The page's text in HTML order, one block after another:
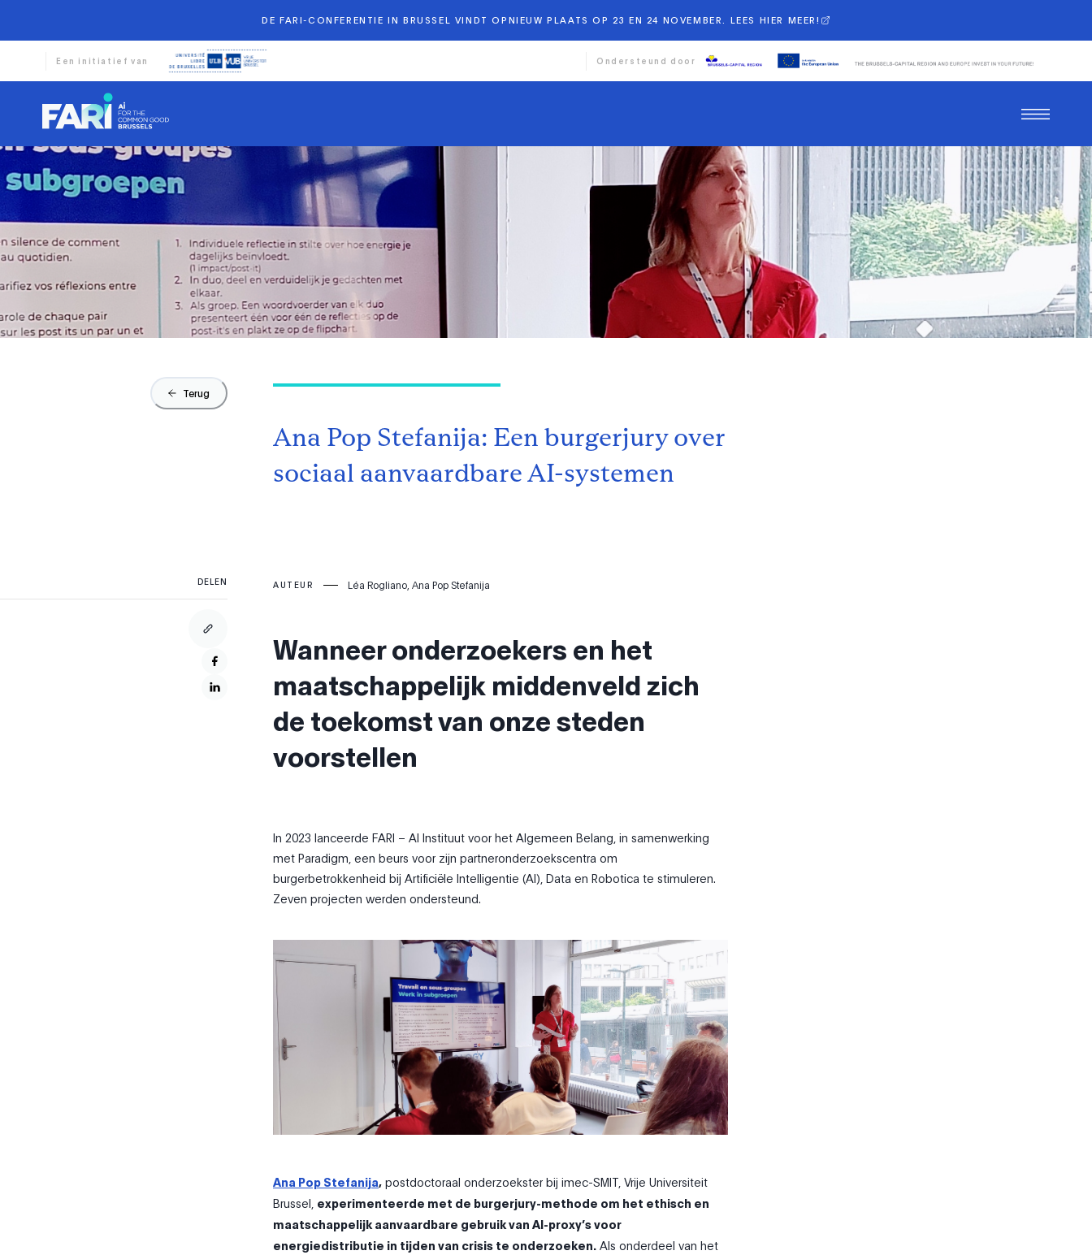
DE FARI-CONFERENTIE IN BRUSSEL VINDT OPNIEUW PLAATS OP 23 EN 24 NOVEMBER. LEES HIER MEER!
Een initiatief van Ondersteund door
Terug
Ana Pop Stefanija: Een burgerjury over
sociaal aanvaardbare AI-systemen
AUTEUR Léa Rogliano, Ana Pop Stefanija
Wanneer onderzoekers en het
maatschappelijk middenveld zich
de toekomst van onze steden
voorstellen
In 2023 lanceerde FARI – AI Instituut voor het Algemeen Belang, in samenwerking
met Paradigm, een beurs voor zijn partneronderzoekscentra om
burgerbetrokkenheid bij Artificiële Intelligentie (AI), Data en Robotica te stimuleren.
Zeven projecten werden ondersteund.
Ana Pop Stefanija, postdoctoraal onderzoekster bij imec-SMIT, Vrije Universiteit
Brussel, experimenteerde met de burgerjury-methode om het ethisch en
maatschappelijk aanvaardbare gebruik van AI-proxy’s voor
energiedistributie in tijden van crisis te onderzoeken. Als onderdeel van het
DELEN